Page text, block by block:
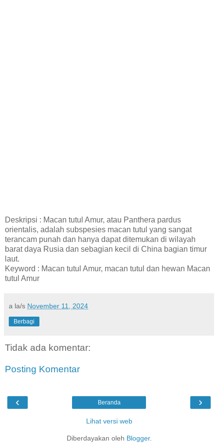
Deskripsi : Macan tutul Amur, atau Panthera pardus
orientalis, adalah subspesies macan tutul yang sangat
terancam punah dan hanya dapat ditemukan di wilayah
barat daya Rusia dan sebagian kecil di China bagian timur
laut.
Keyword : Macan tutul Amur, macan tutul dan hewan Macan
tutul Amur
a la/s November 11, 2024
Berbagi
Tidak ada komentar:
Posting Komentar
‹ ›
Beranda
Lihat versi web
Diberdayakan oleh Blogger.